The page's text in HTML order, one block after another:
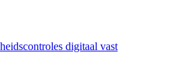
digitaal vast